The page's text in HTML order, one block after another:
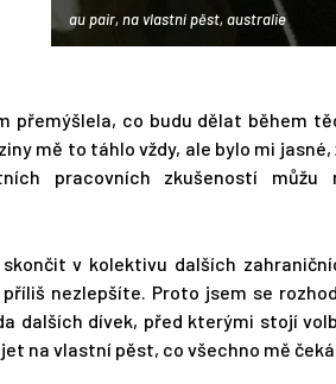
au pair, na vlastní pěst, australie
přemýšlela, co budu dělat během
mě to táhlo vždy, ale bylo mi jasné,
pracovních zkušeností můžu
v kolektivu dalších
nezlepšíte. Proto jsem se
dalších dívek, před kterými stojí
na vlastní pěst, co všechno mě